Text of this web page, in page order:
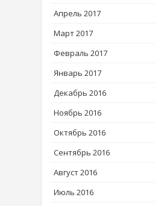
Апрель 2017
Март 2017
Февраль 2017
Январь 2017
Декабрь 2016
Ноябрь 2016
Октябрь 2016
Сентябрь 2016
Август 2016
Июль 2016